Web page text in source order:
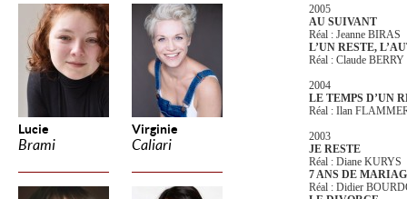
Lucie
Brami
Virginie
Caliari
2005
AU SUIVANT
Réal : Jeanne BIRAS
L’UN RESTE,
Réal : Claude BERRY
2004
LE TEMPS D’UN
Réal : Ilan
2003
JE RESTE
Réal : Diane KURYS
7 ANS DE
Réal : Didier